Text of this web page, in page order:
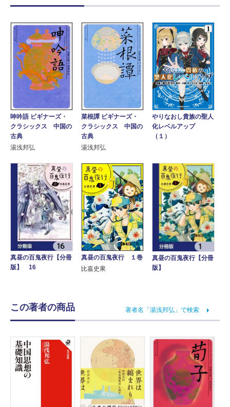
呻吟語 ビギナーズ・
クラシックス 中国の
古典
湯浅邦弘
菜根譚 ビギナーズ・
クラシックス 中国の
古典
湯浅邦弘
やりなおし貴族の聖人
化レベルアップ
（１）
真昼の百鬼夜行【分冊
版】 16
真昼の百鬼夜行 １巻
比嘉史果
真昼の百鬼夜行【分冊
版】
この著者の商品 著者名「湯浅邦弘」で検索